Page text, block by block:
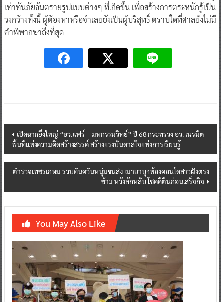
เท่าทันภัยอันตรายรูปแบบต่างๆ ที่เกิดขึ้น เพื่อสร้างการตระหนักรู้เป็น
วงกว้างทั้งนี้ ผู้ต้องหาหรือจำเลยยังเป็นผู้บริสุทธิ์ ตราบใดที่ศาลยังไม่มี
คำพิพากษาถึงที่สุด
Post
navigation
เปิดฉากยิ่งใหญ่ “อว.แฟร์ – มหกรรมวิทย์” ปี 68 กระทรวง อว. เนรมิต
พื้นที่แห่งความคิดสร้างสรรค์ สร้างแรงบันดาลใจแห่งการเรียนรู้
ตำรวจเพชรเกษม รวบทันควันหนุ่มขนส่ง เมายาบุกห้องคอนโดสาวฝั่งตรง
ข้าม หวังลักหลับ โชคดีตื่นก่อนเสร็จกิจ
You May Also Like